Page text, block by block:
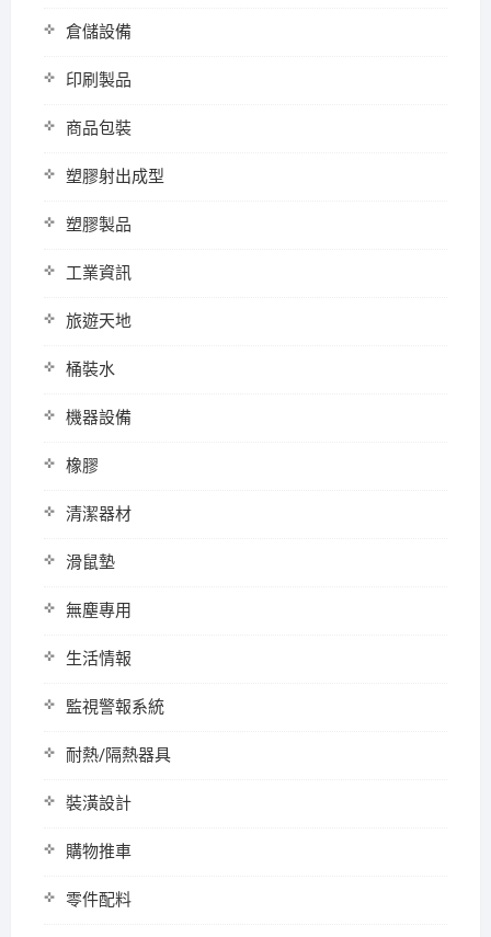
倉儲設備
印刷製品
商品包裝
塑膠射出成型
塑膠製品
工業資訊
旅遊天地
桶裝水
機器設備
橡膠
清潔器材
滑鼠墊
無塵專用
生活情報
監視警報系統
耐熱/隔熱器具
裝潢設計
購物推車
零件配料